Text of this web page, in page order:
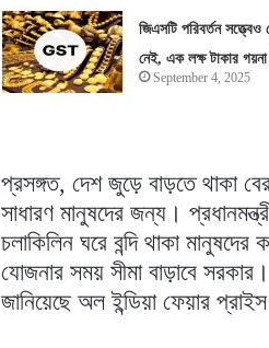
জিএসটি পরিবর্তন
নেই, এক লক্ষ টাকার
September 4, 2025
প্রসঙ্গত, দেশ জুড়ে বাড়তে থাকা
সাধারণ মানুষদের জন্য।
চলাকিলিন ঘরে বন্দি থাকা
যোজনার সময় সীমা বাড়াবে
জানিয়েছে অল ইন্ডিয়া ফেয়ার